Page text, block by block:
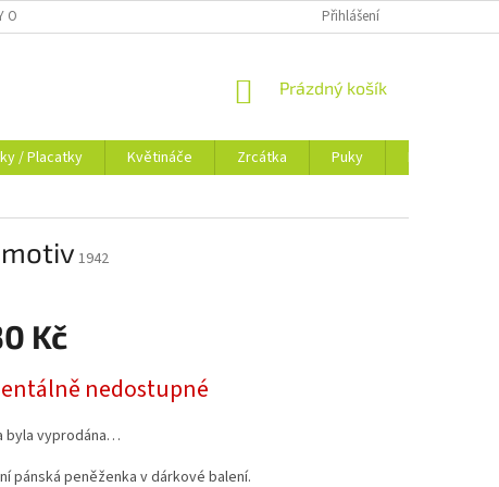
ÚDAJŮ Přihlášení
NÁKUPNÍ
Prázdný košík
/ Placatky Květináče Zrcátka Puky
Dokladovky
1942
Kč
nedostupné
byla vyprodána…
pánská peněženka v dárkové balení.